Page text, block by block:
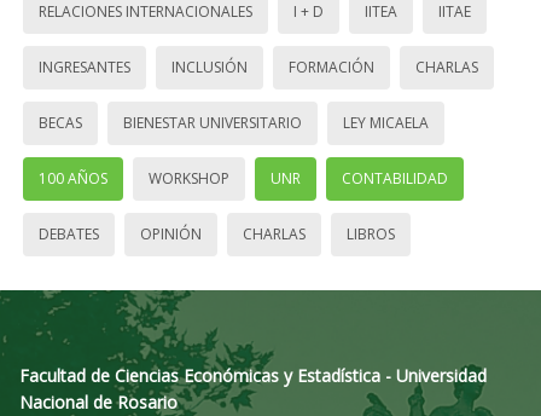
RELACIONES INTERNACIONALES I + D IITEA IITAE
INGRESANTES INCLUSIÓN FORMACIÓN CHARLAS
BECAS BIENESTAR UNIVERSITARIO LEY MICAELA
100 AÑOS WORKSHOP UNR CONTABILIDAD
DEBATES OPINIÓN CHARLAS LIBROS
Facultad de Ciencias Económicas y Estadística - Universidad
Nacional de Rosario